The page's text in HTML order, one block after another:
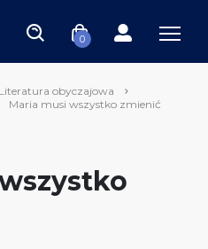
0
Literatura obyczajowa
Maria musi wszystko zmienić